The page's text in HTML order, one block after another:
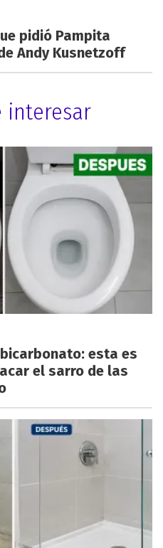
pidió Pampita
Andy Kusnetzoff
interesar
esta es
el sarro de las